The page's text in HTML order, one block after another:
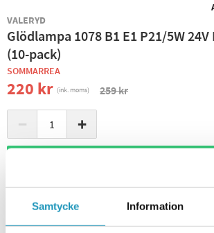
Samtycke Information
VALERYD
Glödlampa 1078 B1 E1 P21/5W 24V
(10-pack)
SOMMARREA
220 kr (ink. moms) 259 kr
− +
Skickas inom 4-6 Arbetsdagar
0 I LAGER